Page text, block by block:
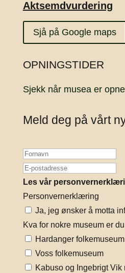
Aktsemdvurdering
Sjå på Google maps
OPNINGSTIDER
Sjekk når musea er opne
Meld deg på vårt
Les vår
Personvernerklæring
Ja, jeg ønsker å motta
Kva for nokre museum er
Hardanger folkemuseum
Voss folkemuseum
Kabuso og Ingebrigt Vik